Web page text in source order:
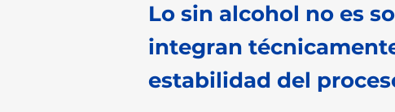
Lo sin alcohol no es
integran
estabilidad del